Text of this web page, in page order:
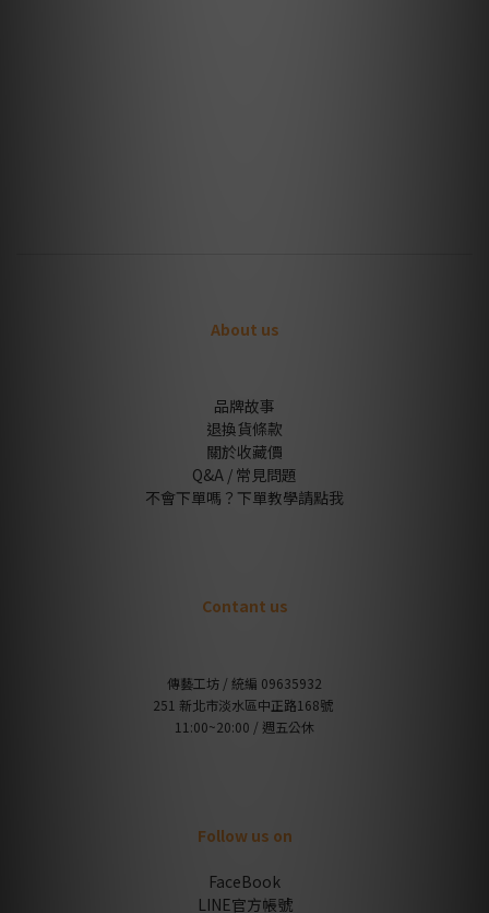
About us
品牌故事
退換貨條款
關於收藏價
Q&A / 常見問題
不會下單嗎？下單教學請點我
Contant us
傳藝工坊 / 統編 09635932
251 新北市淡水區中正路168號
11:00~20:00 / 週五公休
Follow us on
FaceBook
LINE官方帳號